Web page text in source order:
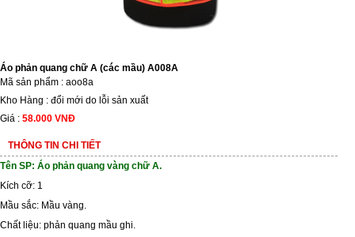
Áo phản quang chữ A (các mầu) A008A
Mã sản phẩm : aoo8a
Kho Hàng : đổi mới do lỗi sản xuất
Giá : 58.000 VNĐ
THÔNG TIN CHI TIẾT
Tên SP: Áo phản quang vàng chữ A.
Kích cỡ: 1
Mầu sắc: Mầu vàng.
Chất liệu: phản quang mầu ghi.